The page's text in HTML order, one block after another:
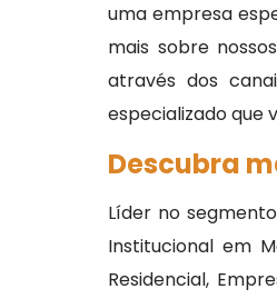
uma empresa
mais sobre
através dos
especializado que
Descubra
Líder no
Institucional em
Residencial,